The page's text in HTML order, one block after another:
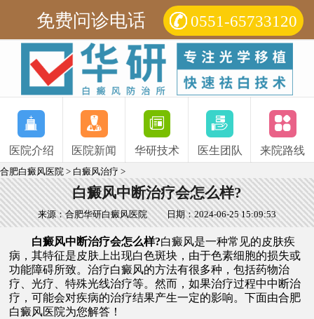
免费问诊电话 0551-65733120
医院介绍 医院新闻 华研技术 医生团队 来院路线
合肥白癜风医院 > 白癜风治疗 >
白癜风中断治疗会怎么样?
来源：合肥华研白癜风医院 日期：2024-06-25 15:09:53
白癜风中断治疗会怎么样?白癜风是一种常见的皮肤疾
病，其特征是皮肤上出现白色斑块，由于色素细胞的损失或
功能障碍所致。治疗白癜风的方法有很多种，包括药物治
疗、光疗、特殊光线治疗等。然而，如果治疗过程中中断治
疗，可能会对疾病的治疗结果产生一定的影响。下面由合肥
白癜风医院为您解答！